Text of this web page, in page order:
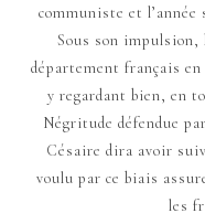
communiste et
Sous son impulsion,
département français
y regardant bien, en
Négritude défendue
Césaire dira avoir
voulu par ce biais
les